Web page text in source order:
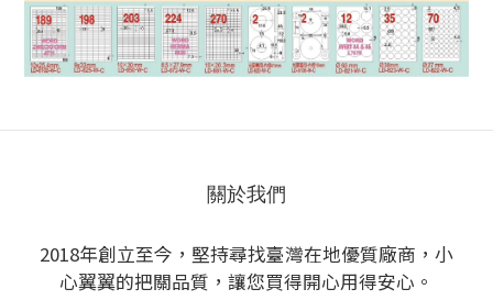
關於我們
2018年創立至今，堅持尋找臺灣在地優質廠商，小
心翼翼的把關品質，讓您買得開心用得安心。